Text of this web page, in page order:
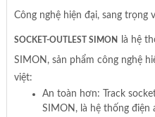
Công nghệ hiện đại, sang trọng
SOCKET-OUTLEST SIMON là hệ
SIMON, sản phẩm công nghệ
việt:
An toàn hơn: Track
SIMON, là hệ thống